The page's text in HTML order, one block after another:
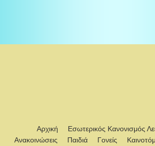
Αρχική
Εσωτερικός Κανονισμός
Ανακοινώσεις
Παιδιά Γονείς